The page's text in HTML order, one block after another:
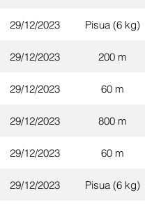
29/12/2023 Pisua (6 kg)
29/12/2023 200 m
29/12/2023 60 m
29/12/2023 800 m
29/12/2023 60 m
29/12/2023 Pisua (6 kg)